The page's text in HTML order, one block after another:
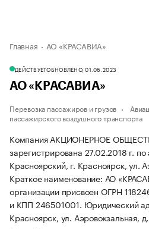
Главная АО «КРАСАВИА»
ДЕЙСТВУЕТОБНОВЛЕНО, 01.06.2023
АО «КРАСАВИА»
Перевозка пассажиров и грузов
пассажирского воздушного транспорта
Компания АКЦИОНЕРНОЕ
зарегистрирована 27.02.2018 г.
Красноярский, г. Красноярск, ул.
Краткое наименование: АО
организации присвоен ОГРН
и КПП 246501001. Юридический
Красноярск, ул. Аэровокзальная,